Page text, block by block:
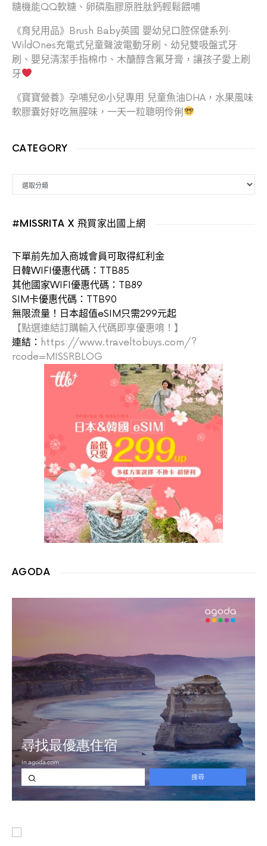
糖機能QQ軟糖、卵磷脂膠原胜肽鈣輕鬆餵哺
《育兒用品》Brush Baby英國 嬰幼兒口腔保健系列‧
WildOnes充電式兒童聲波電動牙刷、幼兒雙吸盤式牙
刷、嬰兒清潔手指棉巾、木醣醇含氟牙膏，讓孩子愛上刷
牙
《寶寶營養》孕哺兒®小兒專用 兒童魚油DHA，水果風味
軟膠囊好好吃無腥味，一天一粒聰明伶俐
CATEGORY
#MISSRITA X 飛買家出國上網
下單前先加入商城會員可取得紅利金
日韓WIFI優惠代碼：TTB85
其他國家WIFI優惠代碼：TB89
SIM卡優惠代碼：TTB90
無限流量！日本超值eSIM只需299元起
【點選連結訂購輸入代碼即享優惠唷！】
連結： https://www.traveltobuys.com/?
rcode=MISSRBLOG
AGODA